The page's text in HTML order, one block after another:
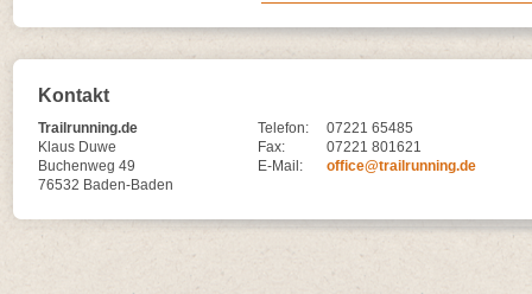
Kontakt
Trailrunning.de
Klaus Duwe
Buchenweg 49
76532 Baden-Baden
Telefon:
07221 65485
Fax:
07221 801621
E-Mail:
office@trailrunning.de